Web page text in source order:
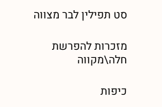
סט תפילין לבר מצווה
מזכרות להפרשת
חלה\מקווה
כיפות